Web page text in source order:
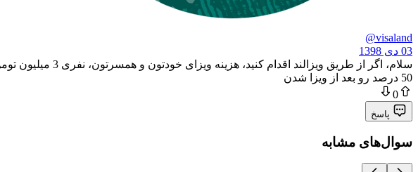
@visaland
03 دی 1398
50 درصد رو بعد از ویزا شدن
0
پاسخ
سوال‌های مشابه